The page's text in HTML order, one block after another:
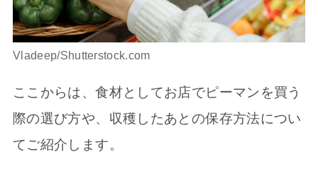
Vladeep/Shutterstock.com
ここからは、食材としてお店でピーマンを買う
際の選び方や、収穫したあとの保存方法につい
てご紹介します。